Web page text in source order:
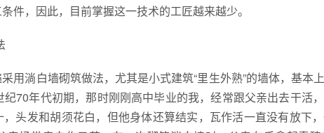
件，因此，目前掌握这一技术的工匠越来越少。
用淌白墙砌筑做法，尤其是小式建筑“里生外熟”的墙体，基本
70年代初期，那时刚刚高中毕业的我，经常跟父亲出去干活
头发和胡须花白，但他身体还算结实，瓦作活一直没有放下